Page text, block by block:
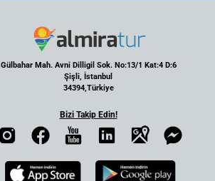
Gülbahar Mah. Avni Dilligil Sok. No:13/1 Kat:4 D:6
Şişli, İstanbul
34394,Türkiye
Bizi Takip Edin!